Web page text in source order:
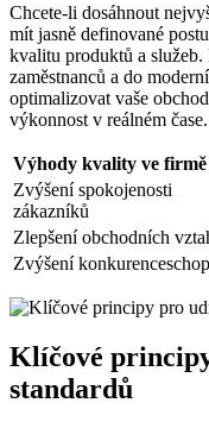
Chcete-li dosáhnout
mít jasně definované
kvalitu produktů a
zaměstnanců a do
optimalizovat vaše
výkonnost v reálném čase.
Výhody kvality ve firmě
Zvýšení spokojenosti
zákazníků
Zlepšení obchodních
Zvýšení
Klíčové
standardů